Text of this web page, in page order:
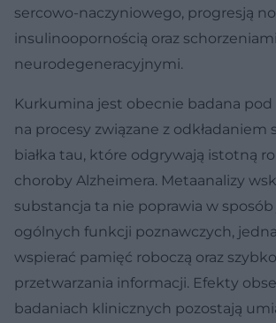
sercowo-naczyniowego, progresją
insulinoopornością oraz schorzeniami
neurodegeneracyjnymi.
Kurkumina jest obecnie badana pod
na procesy związane z odkładaniem
białka tau, które odgrywają istotną
choroby Alzheimera. Metaanalizy
substancja ta nie poprawia w
ogólnych funkcji poznawczych,
wspierać pamięć roboczą oraz
przetwarzania informacji. Efekty
badaniach klinicznych pozostają